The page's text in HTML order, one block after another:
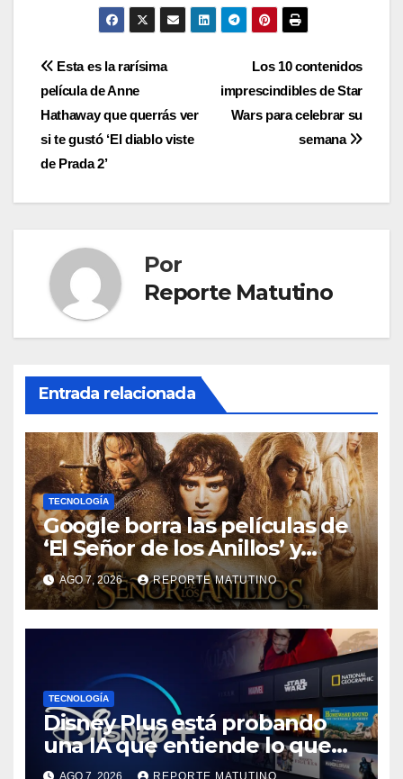
Navegación
de
entradas
Los 10 contenidos
imprescindibles de Star
Wars para celebrar su
semana
Esta es la rarísima
película de Anne
Hathaway que querrás ver
si te gustó ‘El diablo viste
de Prada 2’
Por
Reporte Matutino
Entrada relacionada
TECNOLOGÍA
Google borra las películas de
‘El Señor de los Anillos’ y
reabre el debate sobre la
propiedad digital
AGO 7, 2026 REPORTE MATUTINO
TECNOLOGÍA
Disney Plus está probando
una IA que entiende lo que
quieres ver